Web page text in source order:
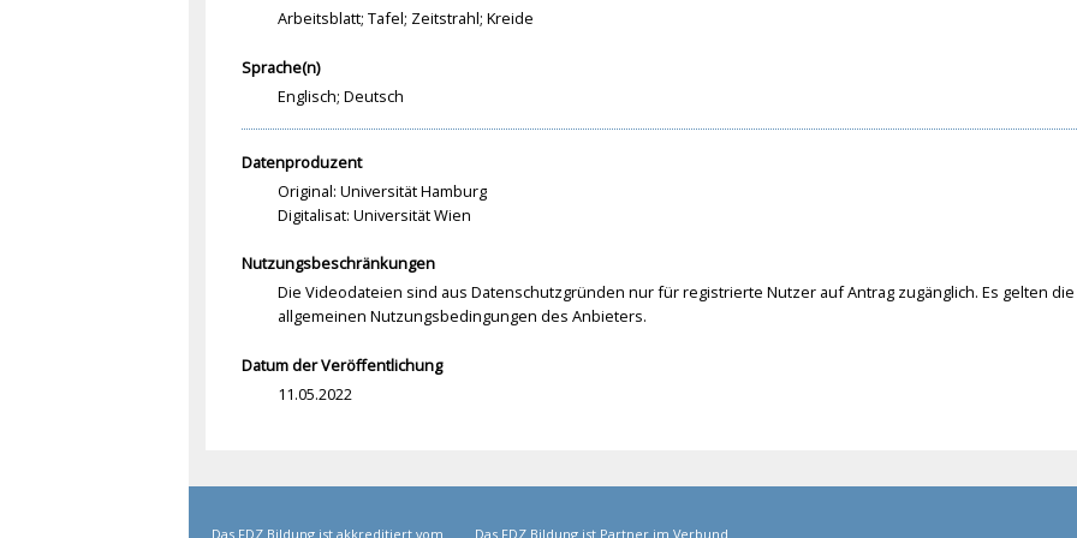
Arbeitsblatt; Tafel; Zeitstrahl; Kreide
Sprache(n)
Englisch; Deutsch
Datenproduzent
Original: Universität Hamburg
Digitalisat: Universität Wien
Nutzungsbeschränkungen
Die Videodateien sind aus Datenschutzgründen nur für registrierte Nutzer auf Antrag zugänglich. Es gelten die
allgemeinen Nutzungsbedingungen des Anbieters.
Datum der Veröffentlichung
11.05.2022
Das FDZ Bildung ist akkreditiert vom Das FDZ Bildung ist Partner im Verbund